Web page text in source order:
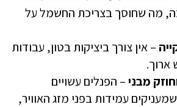
מה שחוסך בצריכת החשמל על
– אין צורך ביציקות בטון, עבודות
ארוך.
מבני– הפנלים עשויים
עמידות בפני מזג האוויר,